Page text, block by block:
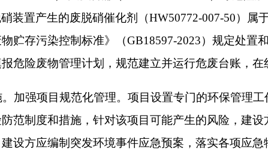
职责，加强建设项目事中事后监管，按照《关于进一步完善
环执法〔2021〕70号）要求，加强对建设项目环境保护“三同